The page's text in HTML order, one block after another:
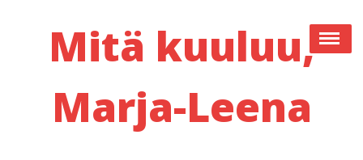
Mitä kuuluu,
Marja-Leena